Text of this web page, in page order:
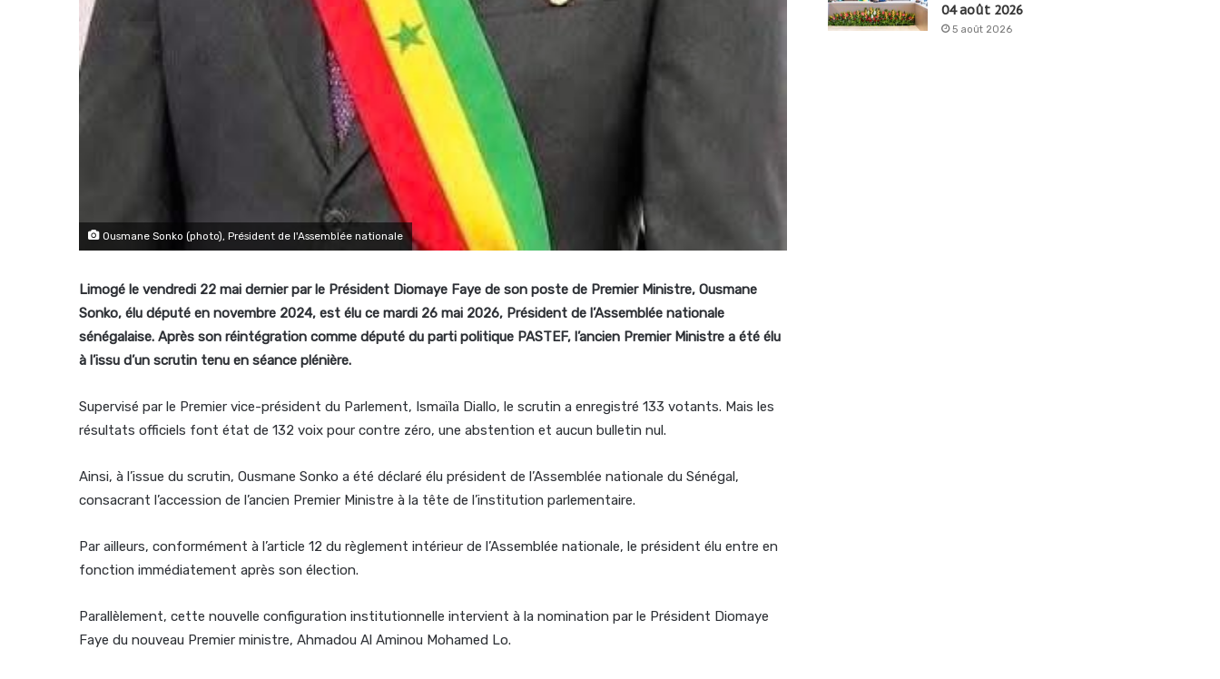
Ousmane Sonko (photo), Président de l'Assemblée nationale
Limogé le vendredi 22 mai dernier par le Président Diomaye Faye de son poste de Premier Ministre, Ousmane
Sonko, élu député en novembre 2024, est élu ce mardi 26 mai 2026, Président de l’Assemblée nationale
sénégalaise. Après son réintégration comme député du parti politique PASTEF, l’ancien Premier Ministre a été élu
à l’issu d’un scrutin tenu en séance plénière.
Supervisé par le Premier vice-président du Parlement, Ismaïla Diallo, le scrutin a enregistré 133 votants. Mais les
résultats officiels font état de 132 voix pour contre zéro, une abstention et aucun bulletin nul.
Ainsi, à l’issue du scrutin, Ousmane Sonko a été déclaré élu président de l’Assemblée nationale du Sénégal,
consacrant l’accession de l’ancien Premier Ministre à la tête de l’institution parlementaire.
Par ailleurs, conformément à l’article 12 du règlement intérieur de l’Assemblée nationale, le président élu entre en
fonction immédiatement après son élection.
Parallèlement, cette nouvelle configuration institutionnelle intervient à la nomination par le Président Diomaye
Faye du nouveau Premier ministre, Ahmadou Al Aminou Mohamed Lo.
04 août 2026
5 août 2026